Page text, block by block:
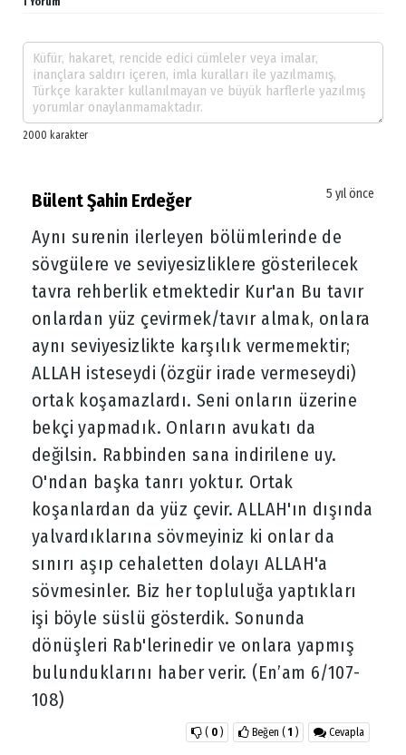
Bülent Şahin Erdeğer 5 yıl önce
Aynı surenin ilerleyen bölümlerinde de
sövgülere ve seviyesizliklere gösterilecek
tavra rehberlik etmektedir Kur'an Bu tavır
onlardan yüz çevirmek/tavır almak, onlara
aynı seviyesizlikte karşılık vermemektir;
ALLAH isteseydi (özgür irade vermeseydi)
ortak koşamazlardı. Seni onların üzerine
bekçi yapmadık. Onların avukatı da
değilsin. Rabbinden sana indirilene uy.
O'ndan başka tanrı yoktur. Ortak
koşanlardan da yüz çevir. ALLAH'ın dışında
yalvardıklarına sövmeyiniz ki onlar da
sınırı aşıp cehaletten dolayı ALLAH'a
sövmesinler. Biz her topluluğa yaptıkları
işi böyle süslü gösterdik. Sonunda
dönüşleri Rab'lerinedir ve onlara yapmış
bulunduklarını haber verir. (En’am 6/107-
108)
Cevapla
Beğen ( 1 )
( 0 )